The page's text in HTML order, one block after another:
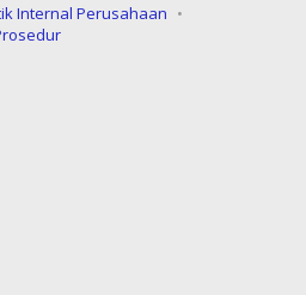
Internal Perusahaan